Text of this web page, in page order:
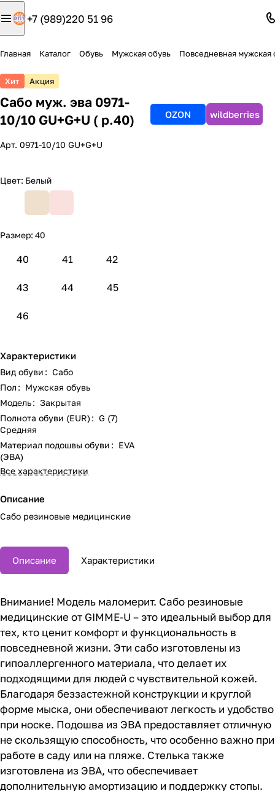
+7 (989)220 51 96
Главная Каталог Обувь Мужская обувь Повседневная мужская
Хит Акция
Сабо муж. эва 0971-
10/10 GU+G+U ( р.40)
Арт. 0971-10/10 GU+G+U
Цвет: Белый
Размер: 40
40 41 42
43 44 45
46
Характеристики
Вид обуви : Сабо
Пол : Мужская обувь
Модель: Закрытая
Полнота обуви (EUR) : G (7)
Средняя
Материал подошвы обуви : EVA
(ЭВА)
Все характеристики
Описание
Сабо резиновые медицинские
OZON wildberries
Описание Характеристики
Внимание! Модель маломерит. Сабо резиновые
медицинские от GIMME-U – это идеальный выбор для
тех, кто ценит комфорт и функциональность в
повседневной жизни. Эти сабо изготовлены из
гипоаллергенного материала, что делает их
подходящими для людей с чувствительной кожей.
Благодаря беззастежной конструкции и круглой
форме мыска, они обеспечивают легкость и удобство
при носке. Подошва из ЭВА предоставляет отличную
не скользящую способность, что особенно важно при
работе в саду или на пляже. Стелька также
изготовлена из ЭВА, что обеспечивает
дополнительную амортизацию и поддержку стопы.